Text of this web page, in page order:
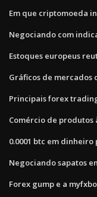
Em que criptomoeda
Negociando com
Estoques europeus
Gráficos de mercados
Principais forex
Comércio de produtos
0.0001 btc em dinheiro
Negociando sapatos
Forex gump e a